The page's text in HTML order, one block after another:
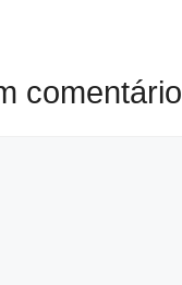
comentário